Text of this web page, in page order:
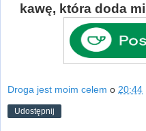
kawę, która doda
Droga jest moim celem o 20:44
Udostępnij